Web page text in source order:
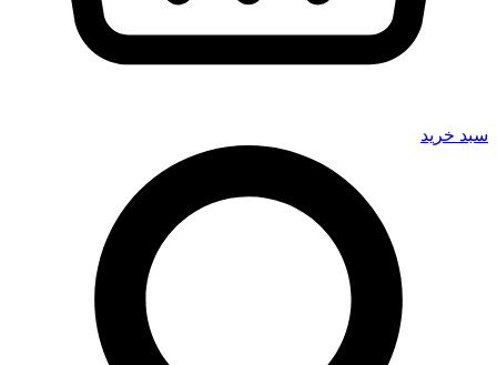
سبد خرید